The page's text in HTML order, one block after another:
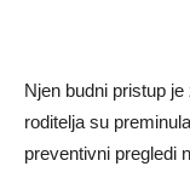
Njen budni pristup
roditelja su
preventivni pregledi